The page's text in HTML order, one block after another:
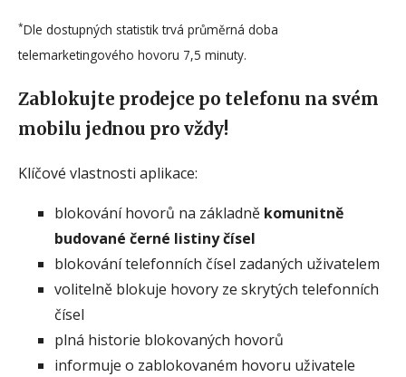
*Dle dostupných statistik trvá průměrná doba
telemarketingového hovoru 7,5 minuty.
Zablokujte prodejce po telefonu na svém
mobilu jednou pro vždy!
Klíčové vlastnosti aplikace:
blokování hovorů na základně komunitně
budované černé listiny čísel
blokování telefonních čísel zadaných uživatelem
volitelně blokuje hovory ze skrytých telefonních
čísel
plná historie blokovaných hovorů
informuje o zablokovaném hovoru uživatele